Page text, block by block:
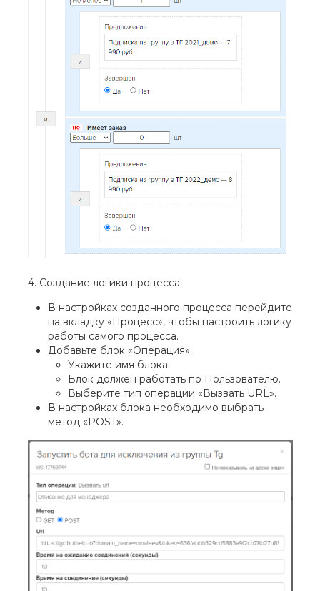
4. Создание логики процесса
В настройках созданного процесса перейдите
на вкладку «Процесс», чтобы настроить логику
работы самого процесса.
Добавьте блок «Операция».
Укажите имя блока.
Блок должен работать по Пользователю.
Выберите тип операции «Вызвать URL».
В настройках блока необходимо выбрать
метод «POST».